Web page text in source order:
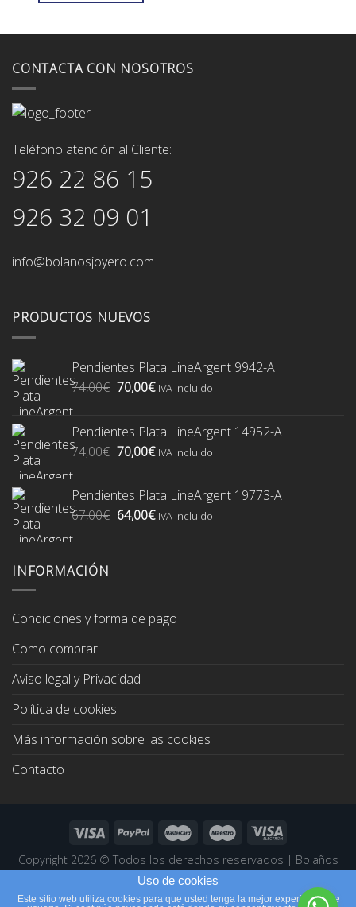
CONTACTA CON NOSOTROS
Teléfono atención al Cliente:
926 22 86 15
926 32 09 01
info@bolanosjoyero.com
PRODUCTOS NUEVOS
Pendientes Plata LineArgent 9942-A
74,00€ El
era:
74,00€.
70,00€El
es:
70,00€.
IVA incluido
Pendientes Plata LineArgent 14952-A
74,00€ El
era:
74,00€.
70,00€El
es:
70,00€.
IVA incluido
Pendientes Plata LineArgent 19773-A
67,00€ El
64,00€ElIVA incluido
INFORMACIÓN
Condiciones y forma de pago
Como comprar
Aviso legal y Privacidad
Política de cookies
Más información sobre las cookies
Contacto
Copyright 2026 © Todos los derechos reservados | Bolaños
Páginas Web Profesionales
Uso de cookies
Este sitio web utiliza cookies para que usted tenga la mejor experiencia de